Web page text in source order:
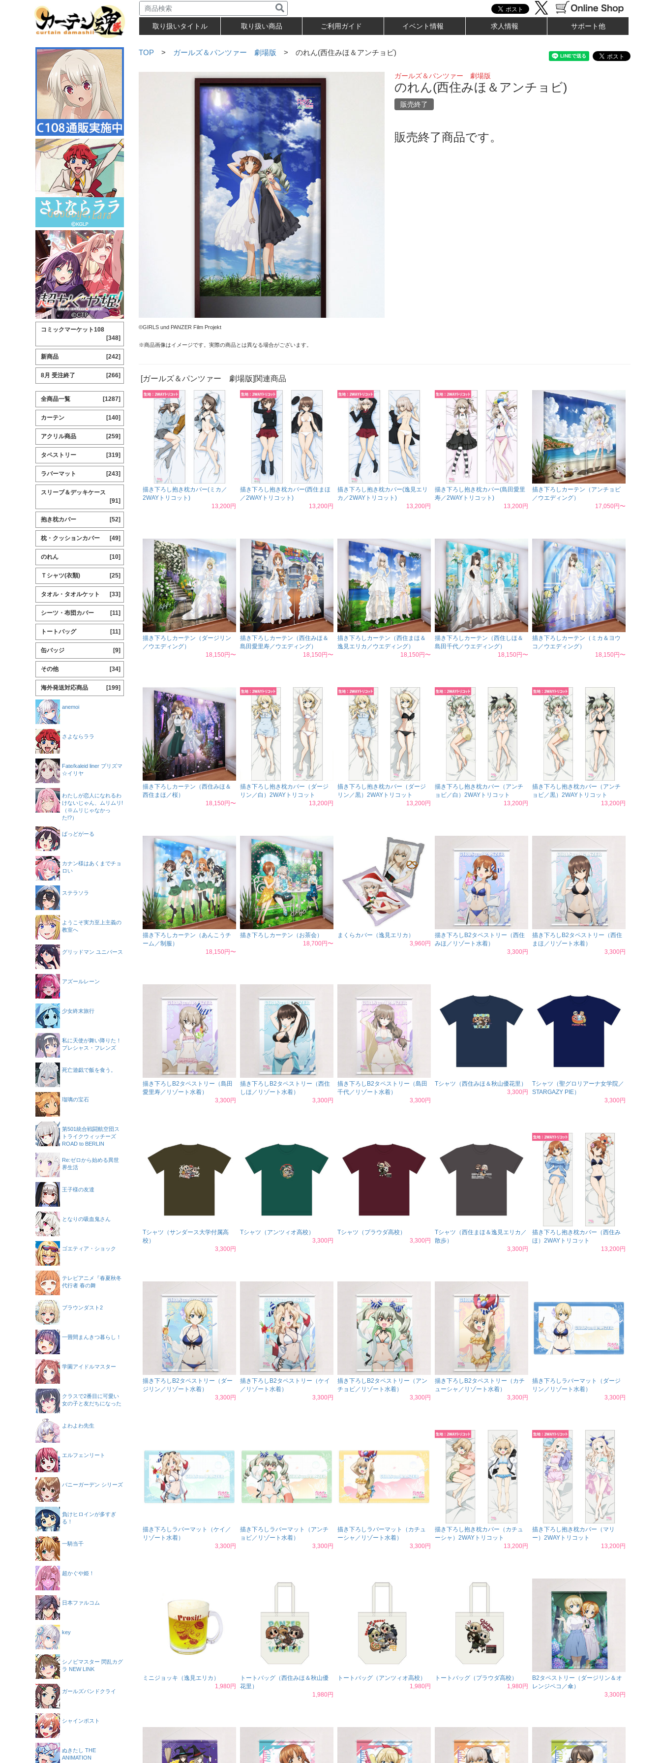
取り扱いタイトル 取り扱い商品 ご利用ガイド イベント情報 求人情報 サポート他
TOP > ガールズ＆パンツァー 劇場版 > のれん(西住みほ＆アンチョビ)
©GIRLS und PANZER Film Projekt
※商品画像はイメージです。実際の商品とは異なる場合がございます。
ガールズ＆パンツァー 劇場版
のれん(西住みほ＆アンチョビ)
販売終了
販売終了商品です。
[ガールズ＆パンツァー 劇場版]関連商品
描き下ろし抱き枕カバー(ミカ／
2WAYトリコット)
13,200円
描き下ろし抱き枕カバー(西住まほ
／2WAYトリコット)
13,200円
描き下ろし抱き枕カバー(逸見エリ
カ／2WAYトリコット)
13,200円
描き下ろし抱き枕カバー(島田愛里
寿／2WAYトリコット)
13,200円
描き下ろしカーテン（アンチョビ
／ウエディング）
17,050円〜
描き下ろしカーテン（ダージリン
／ウエディング）
18,150円〜
描き下ろしカーテン（西住みほ＆
島田愛里寿／ウエディング）
18,150円〜
描き下ろしカーテン（西住まほ＆
逸見エリカ／ウエディング）
18,150円〜
描き下ろしカーテン（西住しほ＆
島田千代／ウエディング）
18,150円〜
描き下ろしカーテン（ミカ＆ヨウ
コ／ウエディング）
18,150円〜
描き下ろしカーテン（西住みほ＆
西住まほ／桜）
18,150円〜
描き下ろし抱き枕カバー（ダージ
リン／白）2WAYトリコット
13,200円
描き下ろし抱き枕カバー（ダージ
リン／黒）2WAYトリコット
13,200円
描き下ろし抱き枕カバー（アンチ
ョビ／白）2WAYトリコット
13,200円
描き下ろし抱き枕カバー（アンチ
ョビ／黒）2WAYトリコット
13,200円
描き下ろしカーテン（あんこうチ
ーム／制服）
18,150円〜
描き下ろしカーテン（お茶会）
18,700円〜
まくらカバー（逸見エリカ）
3,960円
描き下ろしB2タペストリー（西住
みほ／リゾート水着）
3,300円
描き下ろしB2タペストリー（西住
まほ／リゾート水着）
3,300円
描き下ろしB2タペストリー（島田
愛里寿／リゾート水着）
3,300円
描き下ろしB2タペストリー（西住
しほ／リゾート水着）
3,300円
描き下ろしB2タペストリー（島田
千代／リゾート水着）
3,300円
Tシャツ（西住みほ＆秋山優花里）
3,300円
Tシャツ（聖グロリアーナ女学院／
STARGAZY PIE）
3,300円
Tシャツ（サンダース大学付属高
校）
3,300円
Tシャツ（アンツィオ高校）
3,300円
Tシャツ（プラウダ高校）
3,300円
Tシャツ（西住まほ＆逸見エリカ／
散歩）
3,300円
描き下ろし抱き枕カバー（西住み
ほ）2WAYトリコット
13,200円
描き下ろしB2タペストリー（ダー
ジリン／リゾート水着）
3,300円
描き下ろしB2タペストリー（ケイ
／リゾート水着）
3,300円
描き下ろしB2タペストリー（アン
チョビ／リゾート水着）
3,300円
描き下ろしB2タペストリー（カチ
ューシャ／リゾート水着）
3,300円
描き下ろしラバーマット（ダージ
リン／リゾート水着）
3,300円
描き下ろしラバーマット（ケイ／
リゾート水着）
3,300円
描き下ろしラバーマット（アンチ
ョビ／リゾート水着）
3,300円
描き下ろしラバーマット（カチュ
ーシャ／リゾート水着）
3,300円
描き下ろし抱き枕カバー（カチュ
ーシャ）2WAYトリコット
13,200円
描き下ろし抱き枕カバー（マリ
ー）2WAYトリコット
13,200円
ミニジョッキ（逸見エリカ）
1,980円
トートバッグ（西住みほ＆秋山優
花里）
1,980円
トートバッグ（アンツィオ高校）
1,980円
トートバッグ（プラウダ高校）
1,980円
B2タペストリー（ダージリン＆オ
レンジペコ／傘）
3,300円
コミックマーケット108
[348]
新商品 [242]
8月 受注終了 [266]
全商品一覧 [1287]
カーテン [140]
アクリル商品 [259]
タペストリー [319]
ラバーマット [243]
スリーブ＆デッキケース
[91]
抱き枕カバー [52]
枕・クッションカバー [49]
のれん [10]
Ｔシャツ(衣類) [25]
タオル・タオルケット [33]
シーツ・布団カバー [11]
トートバッグ [11]
缶バッジ [9]
その他 [34]
海外発送対応商品 [199]
anemoi
さよならララ
Fate/kaleid liner プリズマ
☆イリヤ
わたしが恋人になれるわ
けないじゃん、ムリムリ!
（※ムリじゃなかっ
た!?）
ばっどがーる
カナン様はあくまでチョ
ロい
ステラソラ
ようこそ実力至上主義の
教室へ
グリッドマン ユニバース
アズールレーン
少女終末旅行
私に天使が舞い降りた！
プレシャス・フレンズ
死亡遊戯で飯を食う。
瑠璃の宝石
第501統合戦闘航空団ス
トライクウィッチーズ
ROAD to BERLIN
Re:ゼロから始める異世
界生活
王子様の友達
となりの吸血鬼さん
ゴエティア・ショック
テレビアニメ『春夏秋冬
代行者 春の舞
ブラウンダスト2
一畳間まんきつ暮らし！
学園アイドルマスター
クラスで2番目に可愛い
女の子と友だちになった
よわよわ先生
エルフェンリート
バニーガーデン シリーズ
負けヒロインが多すぎ
る！
一騎当千
超かぐや姫！
日本ファルコム
key
シノビマスター 閃乱カグ
ラ NEW LINK
ガールズバンドクライ
シャインポスト
ぬきたし THE
ANIMATION